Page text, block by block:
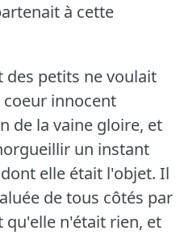
à cette
des petits ne voulait
innocent
de la vaine gloire, et
un instant
elle était l'objet. Il
de tous côtés par
qu'elle n'était rien, et